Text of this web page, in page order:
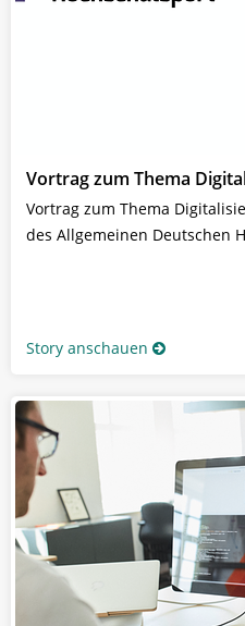
Vortrag zum Thema
Vortrag zum Thema
des Allgemeinen Deutschen
Story anschauen